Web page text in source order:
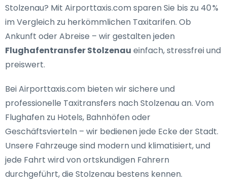
Stolzenau? Mit Airporttaxis.com sparen Sie bis zu 40 %
im Vergleich zu herkömmlichen Taxitarifen. Ob
Ankunft oder Abreise – wir gestalten jeden
Flughafentransfer Stolzenau einfach, stressfrei und
preiswert.
Bei Airporttaxis.com bieten wirsichere und
professionelle Taxitransfers nach Stolzenauan. Vom
Flughafen zu Hotels, Bahnhöfen oder
Geschäftsvierteln – wir bedienen jede Ecke der Stadt.
Unsere Fahrzeuge sind modern und klimatisiert, und
jede Fahrt wird von ortskundigen Fahrern
durchgeführt, die Stolzenau bestens kennen.